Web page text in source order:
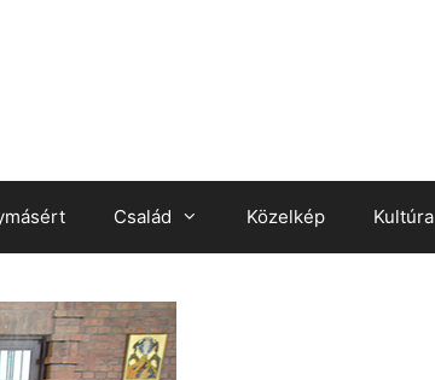
Család Közelkép Kultúra